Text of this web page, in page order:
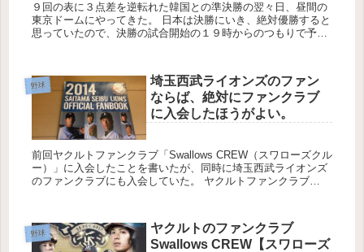
９回の表に３点差を逆転れた韓国との準決勝の翌々日、昼間の
東京ドームにやってきた。 日本は決勝にいき、絶対優勝すると
思っていたので、決勝の試合開始の１９時からのつもりで予定
野球
埼玉西武ライオンズのファン
ならば、絶対にファンクラブ
に入会したほうがよい。
前回ヤクルトファンクラブ「Swallows CREW（スワローズクル
ー）」に入会したことを書いたが、同時に埼玉西武ライオンズ
のファンクラブにも入会していた。 ヤクルトファンクラブ
野球
ヤクルトのファンクラブ
Swallows CREW【スワローズ